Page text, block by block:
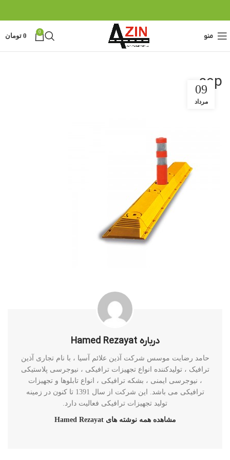
منو 0
0 تومان
sep
09
مرداد
درباره Hamed Rezayat
حامد رضایت موسس شرکت آذین علائم آسیا ، با نام تجاری آذین
ترافیک ، تولیدکننده انواع تجهیزات ترافیکی ، نیوجرسی پلاستیکی
، نیوجرسی ایمنی ، بشکه ترافیکی ، انواع تابلوها و تجهیزات
ترافیکی می باشد. این شرکت از سال 1391 تا کنون در زمینه
تولید تجهیزات ترافیکی فعالیت دارد.
مشاهده همه نوشته های Hamed Rezayat